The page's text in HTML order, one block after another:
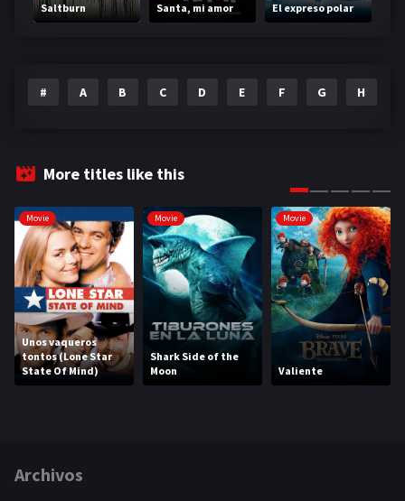
Saltburn Santa, mi amor El expreso polar
# A B C D E F G H
More titles like this
Movie
Unos vaqueros
tontos (Lone Star
State Of Mind)
Movie
Shark Side of the
Moon
Movie
Valiente
Archivos